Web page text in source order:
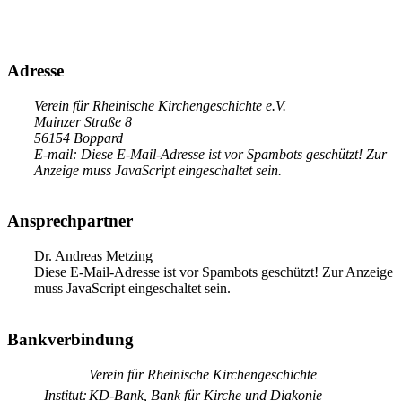
Adresse
Verein für Rheinische Kirchengeschichte e.V.
Mainzer Straße 8
56154 Boppard
E-mail: Diese E-Mail-Adresse ist vor Spambots geschützt! Zur
Anzeige muss JavaScript eingeschaltet sein.
Ansprechpartner
Dr. Andreas Metzing
Diese E-Mail-Adresse ist vor Spambots geschützt! Zur Anzeige
muss JavaScript eingeschaltet sein.
Bankverbindung
Verein für Rheinische Kirchengeschichte
Institut: KD-Bank, Bank für Kirche und Diakonie